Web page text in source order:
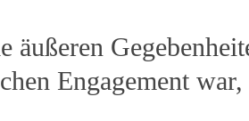
Engagement war,